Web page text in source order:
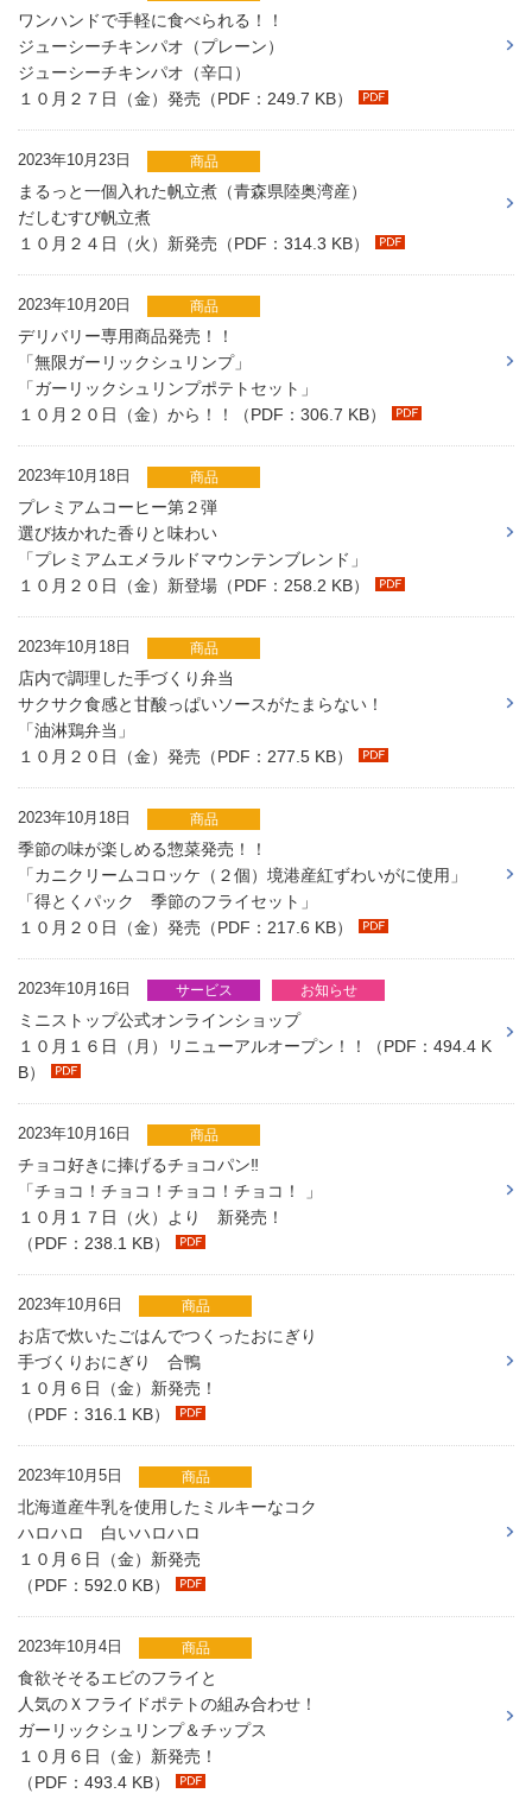
ワンハンドで手軽に食べられる！！
ジューシーチキンパオ（プレーン）
ジューシーチキンパオ（辛口）
１０月２７日（金）発売（PDF：249.7 KB）
2023年10月23日 商品
まるっと一個入れた帆立煮（青森県陸奥湾産）
だしむすび帆立煮
１０月２４日（火）新発売（PDF：314.3 KB）
2023年10月20日 商品
デリバリー専用商品発売！！
「無限ガーリックシュリンプ」
「ガーリックシュリンプポテトセット」
１０月２０日（金）から！！（PDF：306.7 KB）
2023年10月18日 商品
プレミアムコーヒー第２弾
選び抜かれた香りと味わい
「プレミアムエメラルドマウンテンブレンド」
１０月２０日（金）新登場（PDF：258.2 KB）
2023年10月18日 商品
店内で調理した手づくり弁当
サクサク食感と甘酸っぱいソースがたまらない！
「油淋鶏弁当」
１０月２０日（金）発売（PDF：277.5 KB）
2023年10月18日 商品
季節の味が楽しめる惣菜発売！！
「カニクリームコロッケ（２個）境港産紅ずわいがに使用」
「得とくパック 季節のフライセット」
１０月２０日（金）発売（PDF：217.6 KB）
2023年10月16日 サービス お知らせ
ミニストップ公式オンラインショップ
１０月１６日（月）リニューアルオープン！！（PDF：494.4 K
B）
2023年10月16日 商品
チョコ好きに捧げるチョコパン‼
「チョコ！チョコ！チョコ！チョコ！ 」
１０月１７日（火）より 新発売！
（PDF：238.1 KB）
2023年10月6日 商品
お店で炊いたごはんでつくったおにぎり
手づくりおにぎり 合鴨
１０月６日（金）新発売！
（PDF：316.1 KB）
2023年10月5日 商品
北海道産牛乳を使用したミルキーなコク
ハロハロ 白いハロハロ
１０月６日（金）新発売
（PDF：592.0 KB）
2023年10月4日 商品
食欲そそるエビのフライと
人気のＸフライドポテトの組み合わせ！
ガーリックシュリンプ＆チップス
１０月６日（金）新発売！
（PDF：493.4 KB）